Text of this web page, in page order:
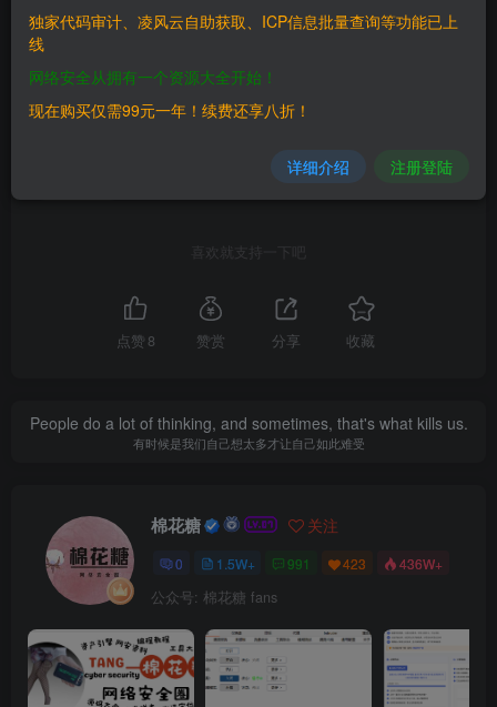
©版权声明
文章版权归作者所有，未经允许请勿转载。
THE END
喜欢就支持一下吧
点赞 8 赞赏 分享 收藏
People do a lot of thinking, and sometimes, that's what kills us.
有时候是我们自己想太多才让自己如此难受
棉花糖 关注
0 1.5W+ 991 423 436W+
公众号: 棉花糖 fans
独家代码审计、凌风云自助获取、ICP信息批量查询等功能已上
线
网络安全从拥有一个资源大全开始！
现在购买仅需99元一年！续费还享八折！
详细介绍 注册登陆